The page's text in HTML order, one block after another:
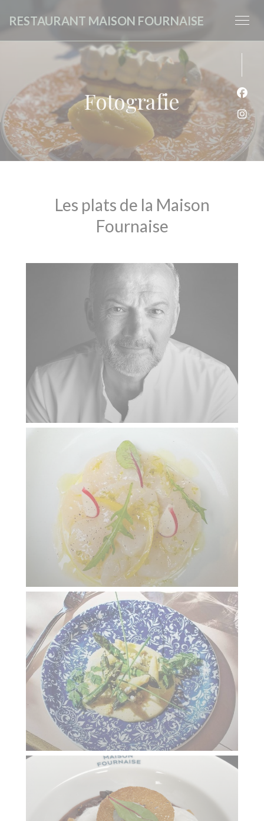
RESTAURANT MAISON FOURNAISE
Fotografie
Les plats de la Maison
Fournaise